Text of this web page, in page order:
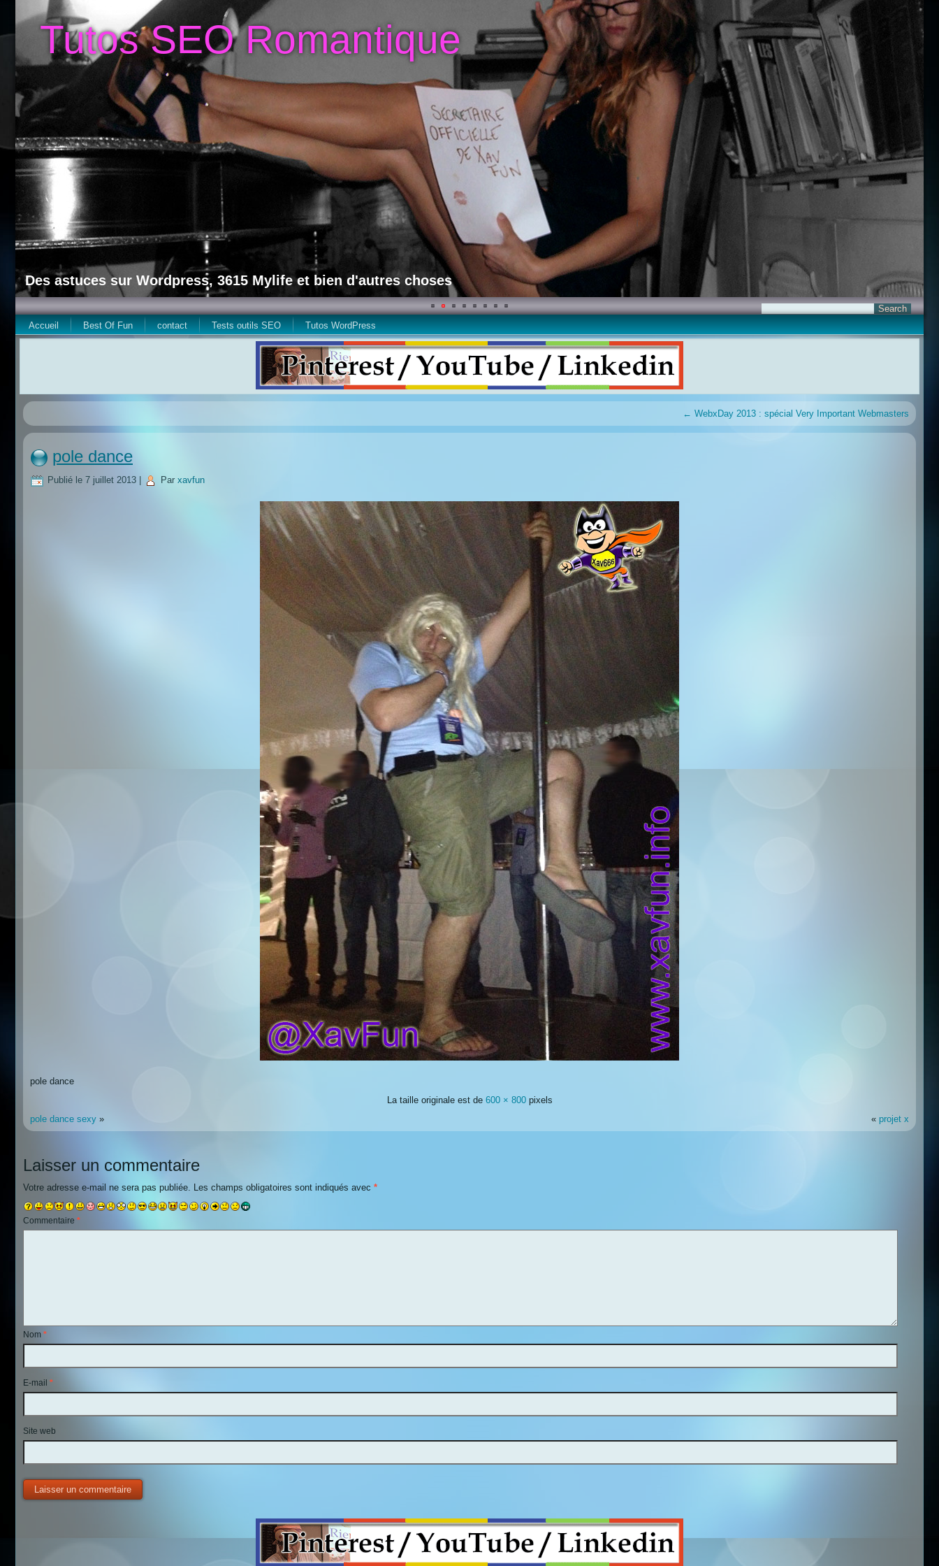
Tutos SEO Romantique
Des astuces sur Wordpress, 3615 Mylife et bien d'autres choses
Accueil Best Of Fun contact Tests outils SEO Tutos WordPress
← WebxDay 2013 : spécial Very Important Webmasters
pole dance
Publié le 7 juillet 2013 Par xavfun
pole dance
La taille originale est de 600 × 800pixels
pole dance sexy » « projet x
Laisser un commentaire
Votre adresse e-mail ne sera pas publiée. Les champs obligatoires sont indiqués avec *
Commentaire *
Nom *
E-mail *
Site web